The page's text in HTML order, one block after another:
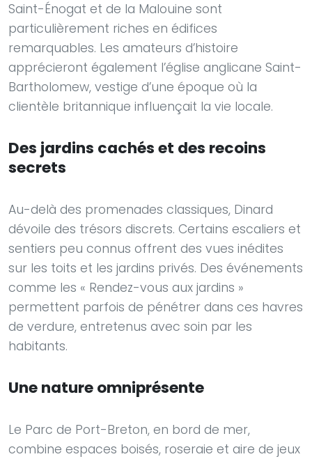
Saint-Énogat et de la Malouine sont
particulièrement riches en édifices
remarquables. Les amateurs d’histoire
apprécieront également l’église anglicane Saint-
Bartholomew, vestige d’une époque où la
clientèle britannique influençait la vie locale.
Des jardins cachés et des recoins
secrets
Au-delà des promenades classiques, Dinard
dévoile des trésors discrets. Certains escaliers et
sentiers peu connus offrent des vues inédites
sur les toits et les jardins privés. Des événements
comme les « Rendez-vous aux jardins »
permettent parfois de pénétrer dans ces havres
de verdure, entretenus avec soin par les
habitants.
Une nature omniprésente
Le Parc de Port-Breton, en bord de mer,
combine espaces boisés, roseraie et aire de jeux